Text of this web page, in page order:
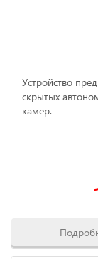
Устройство
скрытых
камер.